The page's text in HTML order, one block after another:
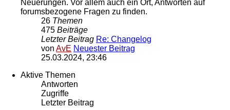
Neuerungen. Vor allem auch ein Ort, Antworten auf
forumsbezogene Fragen zu finden.
26 Themen
475 Beiträge
Letzter Beitrag Re: Changelog
von AvE Neuester Beitrag
25.03.2024, 23:46
Aktive Themen
Antworten
Zugriffe
Letzter Beitrag